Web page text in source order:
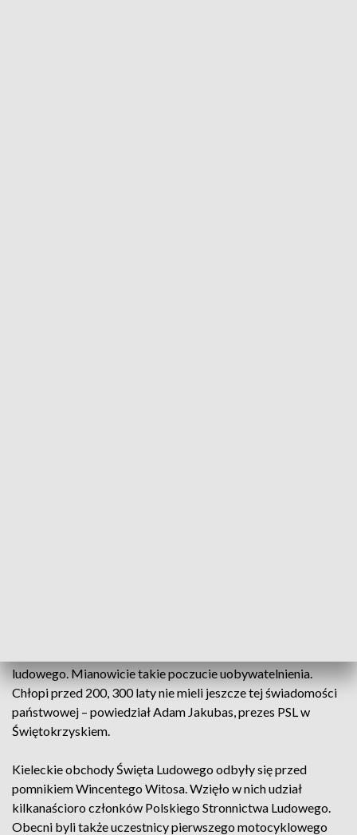
ludowego. Mianowicie takie poczucie uobywatelnienia.
Chłopi przed 200, 300 laty nie mieli jeszcze tej świadomości
państwowej – powiedział Adam Jakubas, prezes PSL w
Świętokrzyskiem.
Kieleckie obchody Święta Ludowego odbyły się przed
pomnikiem Wincentego Witosa. Wzięło w nich udział
kilkanaścioro członków Polskiego Stronnictwa Ludowego.
Obecni byli także uczestnicy pierwszego motocyklowego